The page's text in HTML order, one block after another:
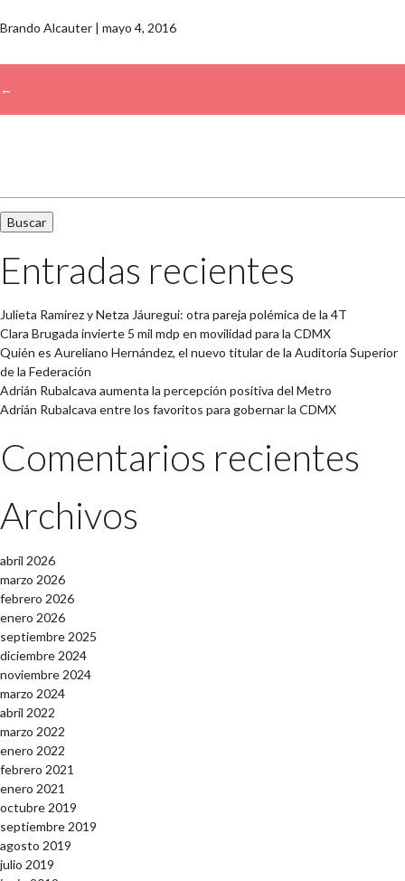
Brando Alcauter | mayo 4, 2016
←
Entradas recientes
Julieta Ramírez y Netza Jáuregui: otra pareja polémica de la 4T
Clara Brugada invierte 5 mil mdp en movilidad para la CDMX
Quién es Aureliano Hernández, el nuevo titular de la Auditoría Superior
de la Federación
Adrián Rubalcava aumenta la percepción positiva del Metro
Adrián Rubalcava entre los favoritos para gobernar la CDMX
Comentarios recientes
Archivos
abril 2026
marzo 2026
febrero 2026
enero 2026
septiembre 2025
diciembre 2024
noviembre 2024
marzo 2024
abril 2022
marzo 2022
enero 2022
febrero 2021
enero 2021
octubre 2019
septiembre 2019
agosto 2019
julio 2019